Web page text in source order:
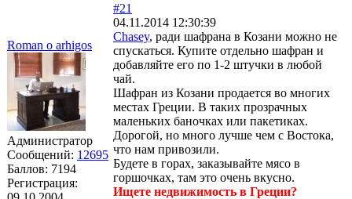
Roman o arhigos
Администратор
Сообщений: 12695
Баллов: 7194
Регистрация:
#21
04.11.2014 12:30:39
Chasey, ради шафрана в Козани можно не
спускаться. Купите отдельно шафран и
добавляйте его по 1-2 штучки в любой
чай.
Шафран из Козани продается во многих
местах Греции. В таких прозрачных
маленьких баночках или пакетиках.
Дорогой, но много лучше чем с Востока,
что нам привозили.
Будете в горах, заказывайте мясо в
горшочках, там это очень вкусно.
Ищете недвижимость в Греции?